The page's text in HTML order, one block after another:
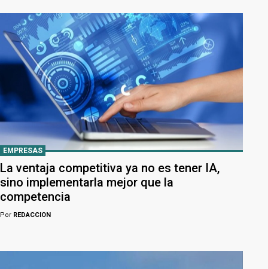
EMPRESAS
La ventaja competitiva ya no es tener IA,
sino implementarla mejor que la
competencia
Por REDACCION